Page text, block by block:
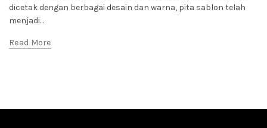
dicetak dengan berbagai desain dan warna, pita sablon telah
menjadi...
Read More